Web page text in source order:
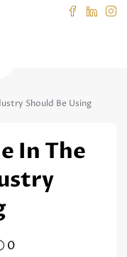
Should Be Using
In The
0